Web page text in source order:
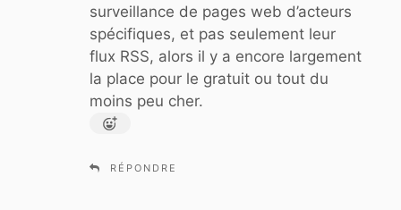
surveillance de pages web d’acteurs
spécifiques, et pas seulement leur
flux RSS, alors il y a encore largement
la place pour le gratuit ou tout du
moins peu cher.
RÉPONDRE